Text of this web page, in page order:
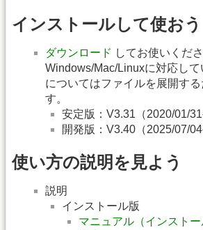
インストールして使おう
ダウンロード してお使いくださ
Windows/Mac/Linuxに対応し
についてはファイルを展開す
す。
安定版：V3.31（2020/01/31
開発版：V3.40（2025/07/04
使い方の説明を見よう
説明
インストール版
マニュアル（インストー